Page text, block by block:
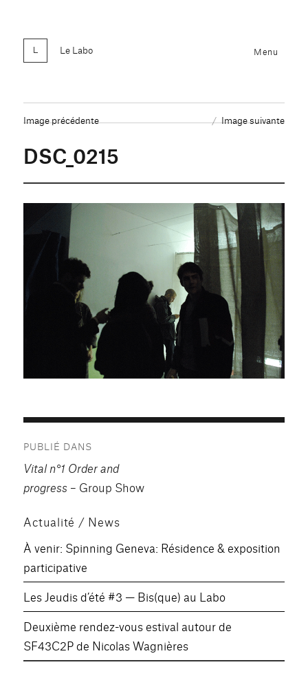
Le Labo Menu
Image précédente Image suivante
DSC_0215
de
l’article
PUBLIÉ DANS
Vital n°1 Order and
progress – Group Show
Actualité / News
À venir: Spinning Geneva: Résidence & exposition
participative
Les Jeudis d’été #3 — Bis(que) au Labo
Deuxième rendez-vous estival autour de
SF43C2P de Nicolas Wagnières